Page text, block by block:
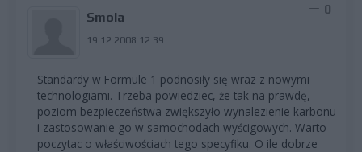
Smola
19.12.2008 12:39
0
Standardy w Formule 1 podnosiły się wraz z nowymi
technologiami. Trzeba powiedziec, że tak na prawdę,
poziom bezpieczeństwa zwiększyło wynalezienie karbonu
i zastosowanie go w samochodach wyścigowych. Warto
poczytac o właściwościach tego specyfiku. O ile dobrze